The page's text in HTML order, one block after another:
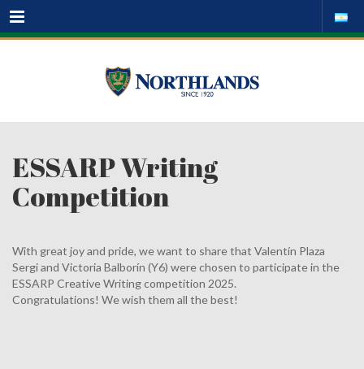
Menu
ESSARP Writing
Competition
With great joy and pride, we want to share that Valentín Plaza
Sergi and Victoria Balborín (Y6) were chosen to participate in the
ESSARP Creative Writing competition 2025.
Congratulations! We wish them all the best!